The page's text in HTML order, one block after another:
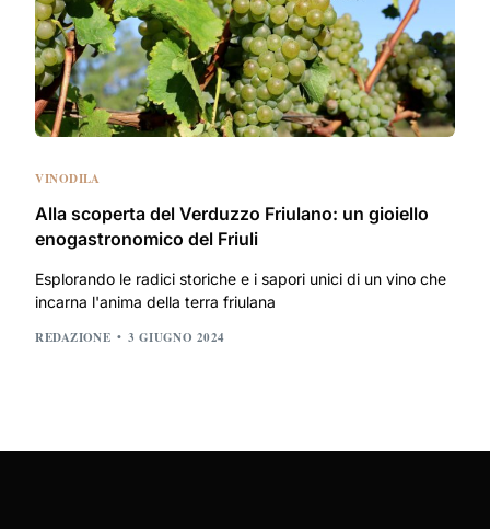
VINODILA
Alla scoperta del Verduzzo Friulano: un gioiello
enogastronomico del Friuli
Esplorando le radici storiche e i sapori unici di un vino che
incarna l'anima della terra friulana
REDAZIONE 3 GIUGNO 2024